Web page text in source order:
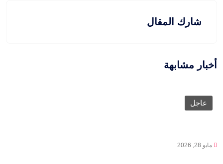
شارك المقال
أخبار مشابهة
عاجل
مايو 28, 2026